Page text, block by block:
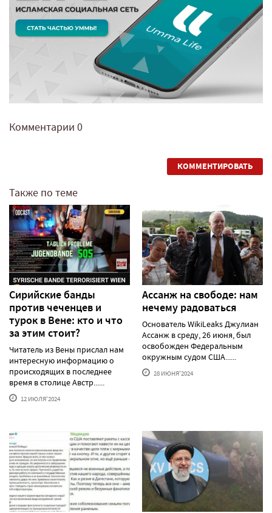
Комментарии 0
КОММЕНТИРОВАТЬ
Также по теме
Сирийские банды
против чеченцев и
турок в Вене: кто и что
за этим стоит?
Читатель из Вены прислал нам
интересную информацию о
происходящих в последнее
время в столице Австр......
12 ИЮЛЯ'2024
Ассанж на свободе: нам
нечему радоваться
Основатель WikiLeaks Джулиан
Ассанж в среду, 26 июня, был
освобожден Федеральным
окружным судом США......
28 ИЮНЯ'2024